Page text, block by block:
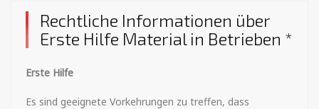
Rechtliche Informationen über
Erste Hilfe Material in Betrieben *
Erste Hilfe
Es sind geeignete Vorkehrungen zu treffen, dass